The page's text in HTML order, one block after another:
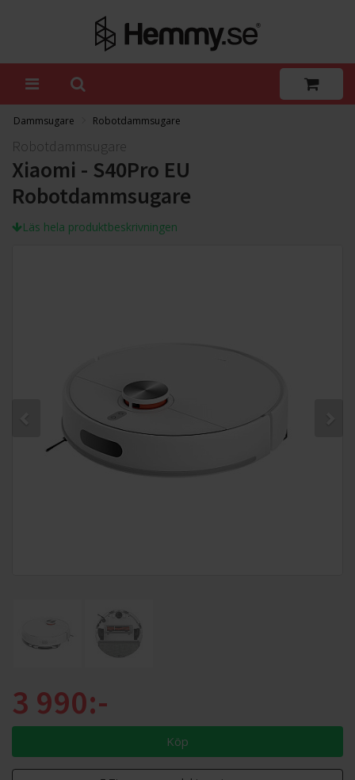
Dammsugare Robotdammsugare
Robotdammsugare
Xiaomi - S40Pro EU
Robotdammsugare
Läs hela produktbeskrivningen
3 990:-
Köp